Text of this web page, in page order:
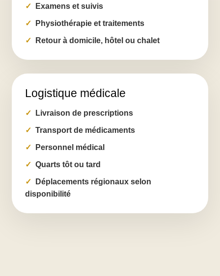
Examens et suivis
Physiothérapie et traitements
Retour à domicile, hôtel ou chalet
Logistique médicale
Livraison de prescriptions
Transport de médicaments
Personnel médical
Quarts tôt ou tard
Déplacements régionaux selon
disponibilité